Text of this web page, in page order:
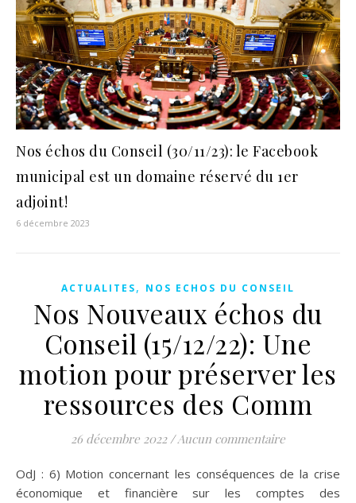
Nos échos du Conseil (30/11/23): le Facebook
municipal est un domaine réservé du 1er
adjoint!
6 décembre 2023
ACTUALITES, NOS ECHOS DU CONSEIL
Nos Nouveaux échos du
Conseil (15/12/22): Une
motion pour préserver les
ressources des Comm
26 décembre 2022 /Aucun commentaire
OdJ : 6) Motion concernant les conséquences de la crise
économique et financière sur les comptes des